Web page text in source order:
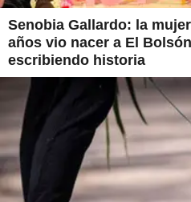
Senobia Gallardo: la
años vio nacer a El
escribiendo historia